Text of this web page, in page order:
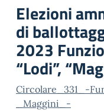
Elezioni
di
2023
“Lodi”,
Circolare_331_-
_Maggini_-